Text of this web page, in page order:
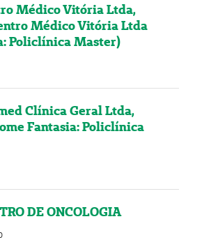
Médico Vitória Ltda,
Médico Vitória Ltda
Policlínica Master)
Clínica Geral Ltda,
Fantasia: Policlínica
DE ONCOLOGIA